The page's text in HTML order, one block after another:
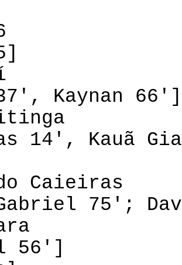
2-0
Kaynan 66']
14', Kauã
75';
56']